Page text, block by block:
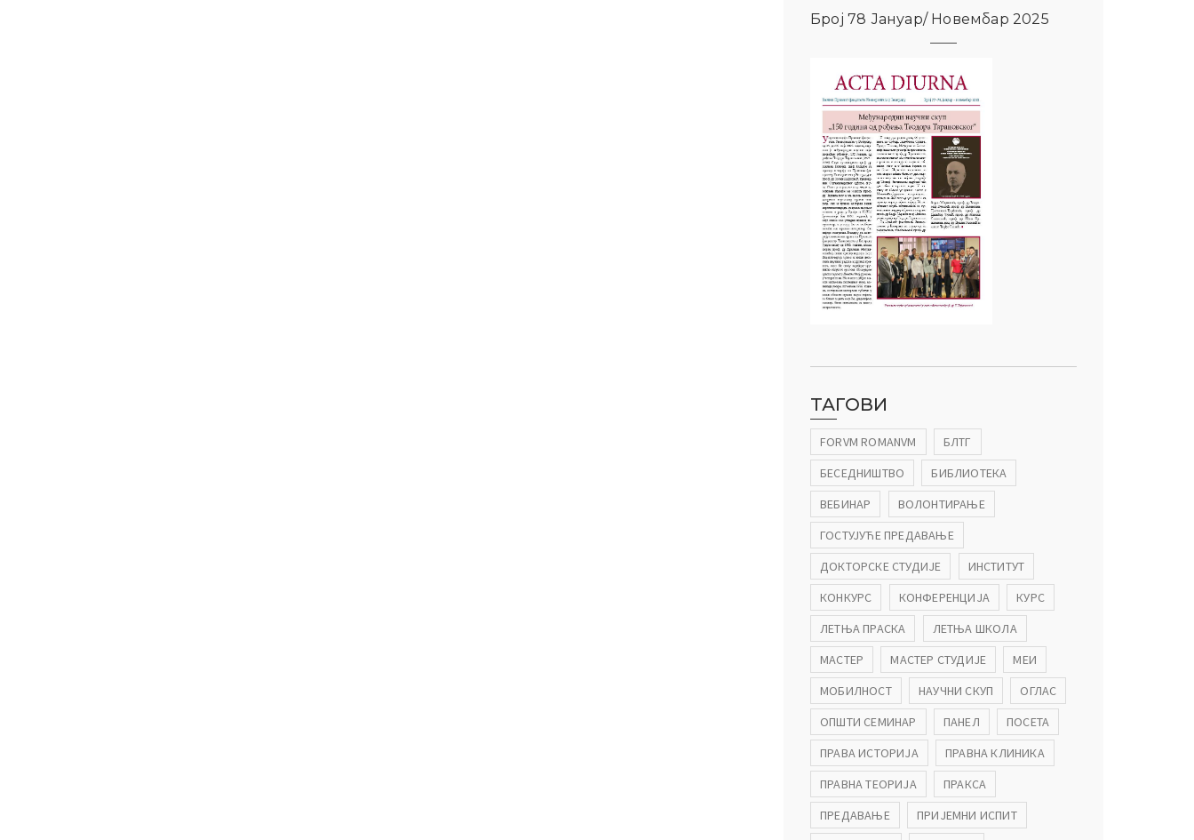
Број 78 Јануар/ Новембар 2025
ТАГОВИ
FORVM ROMANVM
БЛТГ
БЕСЕДНИШТВО
БИБЛИОТЕКА
ВЕБИНАР
ВОЛОНТИРАЊЕ
ГОСТУЈУЋЕ ПРЕДАВАЊЕ
ДОКТОРСКЕ СТУДИЈЕ
ИНСТИТУТ
КОНКУРС
КОНФЕРЕНЦИЈА
КУРС
ЛЕТЊА ПРАСКА
ЛЕТЊА ШКОЛА
МАСТЕР
МАСТЕР СТУДИЈЕ
МЕИ
МОБИЛНОСТ
НАУЧНИ СКУП
ОГЛАС
ОПШТИ СЕМИНАР
ПАНЕЛ
ПОСЕТА
ПРАВА ИСТОРИЈА
ПРАВНА КЛИНИКА
ПРАВНА ТЕОРИЈА
ПРАКСА
ПРЕДАВАЊЕ
ПРИЈЕМНИ ИСПИТ